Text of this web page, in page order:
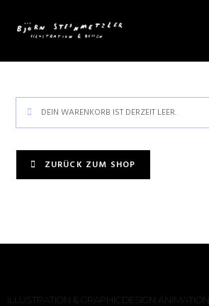
DEIN WARENKORB IST DERZEIT LEER.
ZURÜCK ZUM SHOP
ILLUSTRATION & GRAPHICDESIGN